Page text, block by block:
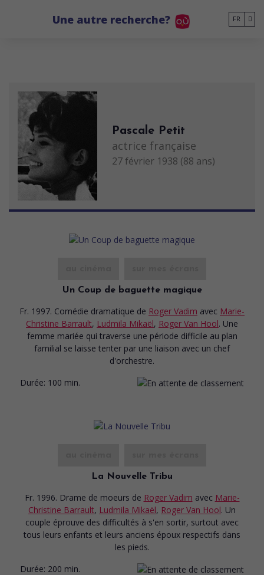
Une autre recherche? FR
Pascale Petit
actrice française
27 février 1938 (88 ans)
Un Coup de baguette magique
Fr. 1997. Comédie dramatique de Roger Vadim avec Marie-
Christine Barrault, Ludmila Mikaël, Roger Van Hool. Une
femme mariée qui traverse une période difficile au plan
familial se laisse tenter par une liaison avec un chef
d'orchestre.
Durée: 100 min.
La Nouvelle Tribu
Fr. 1996. Drame de moeurs de Roger Vadim avec Marie-
Christine Barrault, Ludmila Mikaël, Roger Van Hool. Un
couple éprouve des difficultés à s'en sortir, surtout avec
tous leurs enfants et leurs anciens époux respectifs dans
les pieds.
Durée: 200 min.